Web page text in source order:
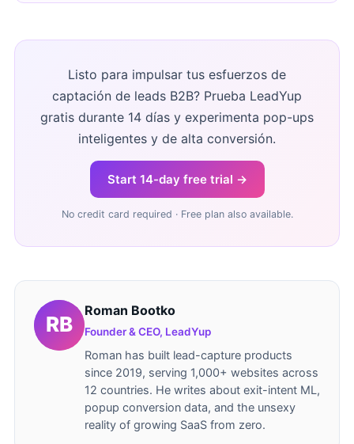
Listo para impulsar tus esfuerzos de
captación de leads B2B? Prueba LeadYup
gratis durante 14 días y experimenta pop-ups
inteligentes y de alta conversión.
Start 14-day free trial →
No credit card required · Free plan also available.
Roman Bootko
Founder & CEO, LeadYup
Roman has built lead-capture products
since 2019, serving 1,000+ websites across
12 countries. He writes about exit-intent ML,
popup conversion data, and the unsexy
reality of growing SaaS from zero.